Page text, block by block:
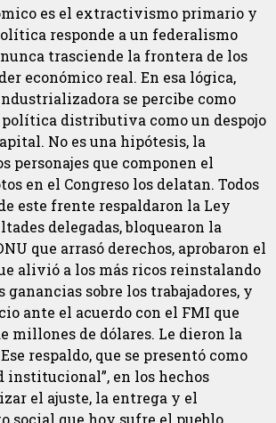
es el extractivismo primario y
responde a un federalismo
trasciende la frontera de los
económico real. En esa lógica,
se percibe como
política distributiva como un despojo
No es una hipótesis, la
personajes que componen el
en el Congreso los delatan. Todos
este frente respaldaron la Ley
delegadas, bloquearon la
que arrasó derechos, aprobaron el
alivió a los más ricos reinstalando
ganancias sobre los trabajadores, y
ante el acuerdo con el FMI que
millones de dólares. Le dieron la
respaldo, que se presentó como
institucional”, en los hechos
el ajuste, la entrega y el
social que hoy sufre el pueblo